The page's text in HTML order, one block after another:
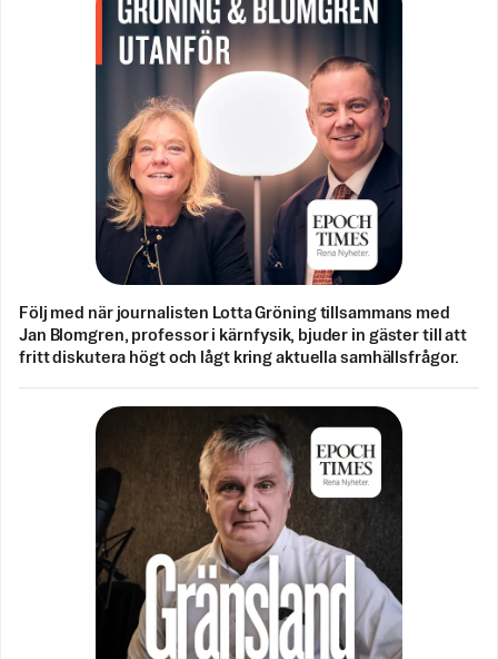
Följ med när journalisten Lotta Gröning tillsammans med
Jan Blomgren, professor i kärnfysik, bjuder in gäster till att
fritt diskutera högt och lågt kring aktuella samhällsfrågor.